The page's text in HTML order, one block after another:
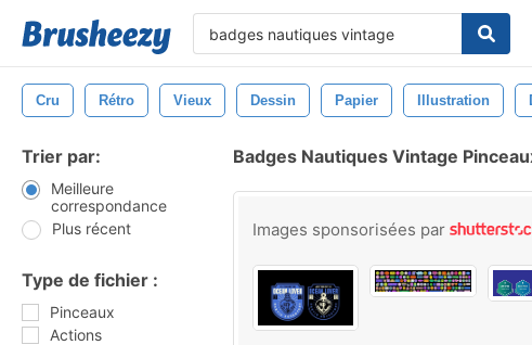
Cru Rétro Vieux Dessin Papier Illustration
Trier par:
Meilleure
correspondance
Plus récent
Type de fichier :
Pinceaux
Actions
Badges Nautiques Vintage
Images sponsorisées par